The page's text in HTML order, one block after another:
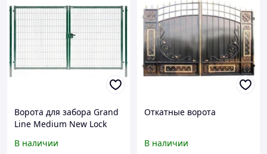
Ворота для забора Grand
Line Medium New Lock
В наличии
Откатные ворота
В наличии